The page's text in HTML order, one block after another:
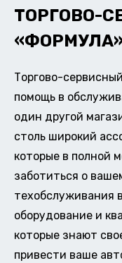
ТОРГОВО-
Торгово-
помощь в
один другой
столь широкий
которые в полной
заботиться о
техобслуживания
оборудование и
которые знают
привести ваше